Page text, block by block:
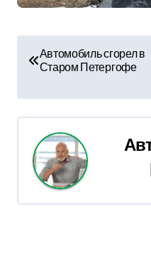
в
а
Автомобиль сгорел в
Старом Петергофе